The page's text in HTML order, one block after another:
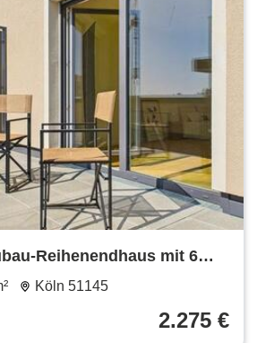
Reihenendhaus mit 6
Terrasse, Garten &
Köln 51145
2.275 €